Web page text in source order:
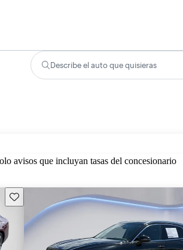
Describe el auto que quisieras
avisos que incluyan tasas del concesionario
Guarda este Aviso